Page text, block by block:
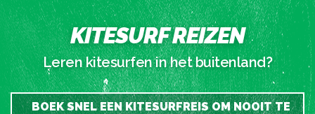
KITESURF REIZEN
Leren kitesurfen in het buitenland?
BOEK SNEL EEN KITESURFREIS OM NOOIT TE